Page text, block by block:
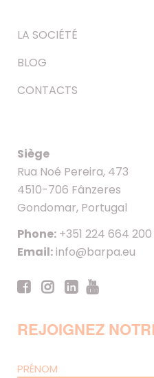
LA SOCIÉTÉ
BLOG
CONTACTS
Siège
Rua Noé Pereira, 473
4510-706 Fânzeres
Gondomar, Portugal
Phone: +351 224 664 200
Email:info@barpa.eu
REJOIGNEZ